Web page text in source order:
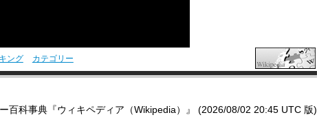
ング カテゴリー
百科事典『ウィキペディア（Wikipedia）』 (2026/08/02 20:45 UTC 版)